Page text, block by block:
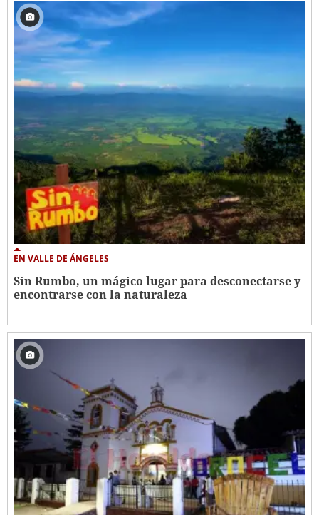
EN VALLE DE ÁNGELES
Sin Rumbo, un mágico lugar para desconectarse y
encontrarse con la naturaleza